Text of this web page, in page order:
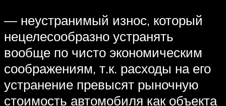
— неустранимый износ, который
нецелесообразно устранять
вообще по чисто экономическим
соображениям, т.к. расходы на его
устранение превысят рыночную
стоимость автомобиля как объекта